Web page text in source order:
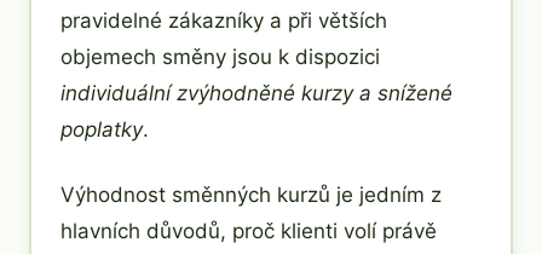
pravidelné zákazníky a při větších
objemech směny jsou k dispozici
individuální zvýhodněné kurzy a snížené
poplatky.
Výhodnost směnných kurzů je jedním z
hlavních důvodů, proč klienti volí právě